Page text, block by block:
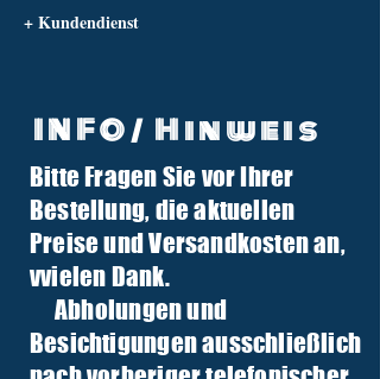
+ Kundendienst
info@tuber-traktor.de
+49 (0) 4406-9568797
INFO/ Hinweis
Bitte Fragen Sie vor Ihrer
Bestellung, die aktuellen
Preise und Versandkosten an,
vvielen Dank.
Abholungen und
Besichtigungen ausschließlich